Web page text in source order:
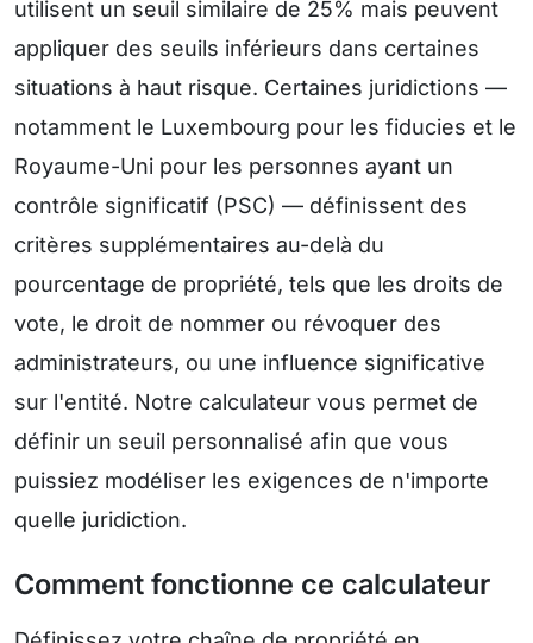
utilisent un seuil similaire de 25% mais peuvent
appliquer des seuils inférieurs dans certaines
situations à haut risque. Certaines juridictions —
notamment le Luxembourg pour les fiducies et le
Royaume-Uni pour les personnes ayant un
contrôle significatif (PSC) — définissent des
critères supplémentaires au-delà du
pourcentage de propriété, tels que les droits de
vote, le droit de nommer ou révoquer des
administrateurs, ou une influence significative
sur l'entité. Notre calculateur vous permet de
définir un seuil personnalisé afin que vous
puissiez modéliser les exigences de n'importe
quelle juridiction.
Comment fonctionne ce calculateur